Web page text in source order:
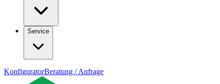
Service
KonfiguratorBeratung / Anfrage